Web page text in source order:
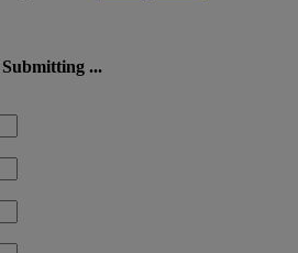
Submitting ...